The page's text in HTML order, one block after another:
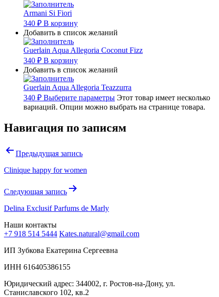
Armani Si Fiori
340 ₽ В корзину
Добавить в список желаний
Guerlain Aqua Allegoria Coconut Fizz
340 ₽ В корзину
Добавить в список желаний
Guerlain Aqua Allegoria Teazzurra
340 ₽ Выберите параметры Этот товар имеет несколько
вариаций. Опции можно выбрать на странице товара.
Навигация по записям
Предыдущая запись
Clinique happy for women
Следующая запись
Delina Exclusif Parfums de Marly
Наши контакты
+7 918 514 5444 Kates.natural@gmail.com
ИП Зубкова Екатерина Сергеевна
ИНН 616405386155
Юридический адрес: 344002, г. Ростов-на-Дону, ул.
Станиславского 102, кв.2